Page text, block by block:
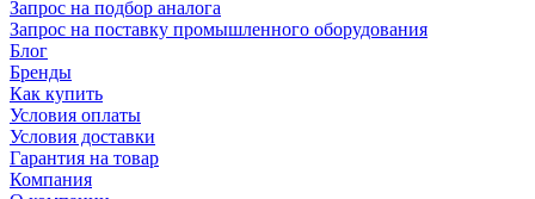
Запрос на подбор аналога
Запрос на поставку промышленного оборудования
Блог
Бренды
Как купить
Условия оплаты
Условия доставки
Гарантия на товар
Компания